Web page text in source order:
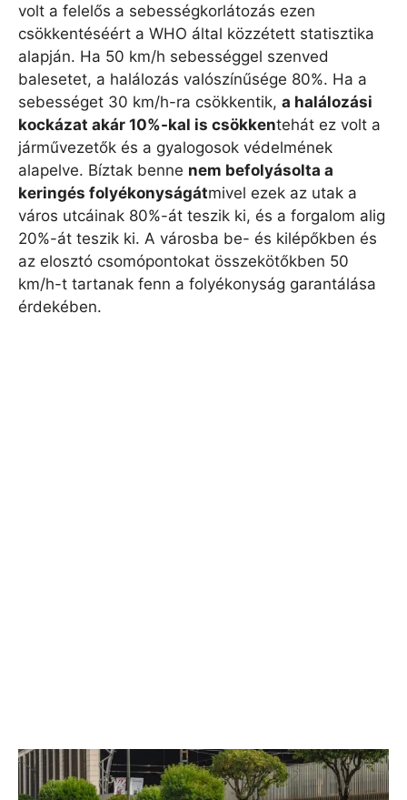
volt a felelős a sebességkorlátozás ezen
csökkentéséért a WHO által közzétett statisztika
alapján. Ha 50 km/h sebességgel szenved
balesetet, a halálozás valószínűsége 80%. Ha a
sebességet 30 km/h-ra csökkentik, a halálozási
kockázat akár 10%-kal is csökkentehát ez volt a
járművezetők és a gyalogosok védelmének
alapelve. Bíztak benne nem befolyásolta a
keringés folyékonyságátmivel ezek az utak a
város utcáinak 80%-át teszik ki, és a forgalom alig
20%-át teszik ki. A városba be- és kilépőkben és
az elosztó csomópontokat összekötőkben 50
km/h-t tartanak fenn a folyékonyság garantálása
érdekében.